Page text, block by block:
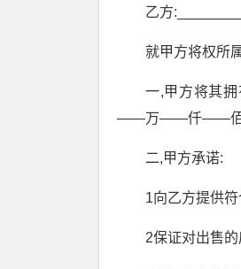
乙方
就甲方将权所
一,甲方将其
——万——仟——佰——
二,甲方承诺:
1向乙方提供符
2保证对出售的